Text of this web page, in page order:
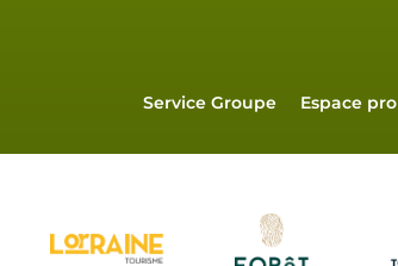
Service Groupe Espace pro